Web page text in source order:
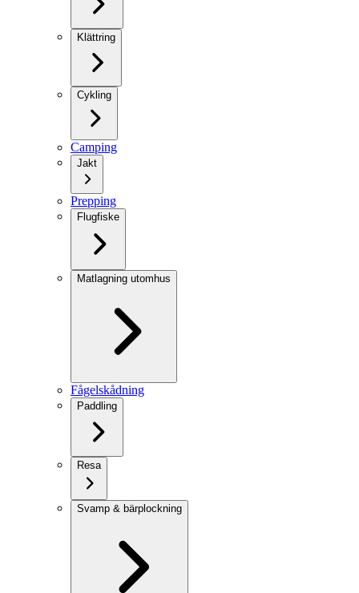
Klättring
Cykling
Camping
Jakt
Prepping
Flugfiske
Matlagning utomhus
Fågelskådning
Paddling
Resa
Svamp & bärplockning